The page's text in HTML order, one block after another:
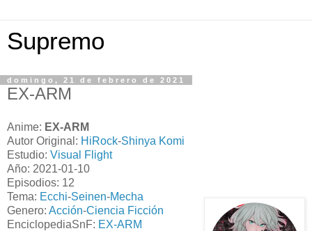
Supremo
domingo, 21 de febrero de 2021
EX-ARM
Anime: EX-ARM
Autor Original: HiRock-Shinya Komi
Estudio: Visual Flight
Año: 2021-01-10
Episodios: 12
Tema: Ecchi-Seinen-Mecha
Genero: Acción-Ciencia Ficción
EnciclopediaSnF: EX-ARM